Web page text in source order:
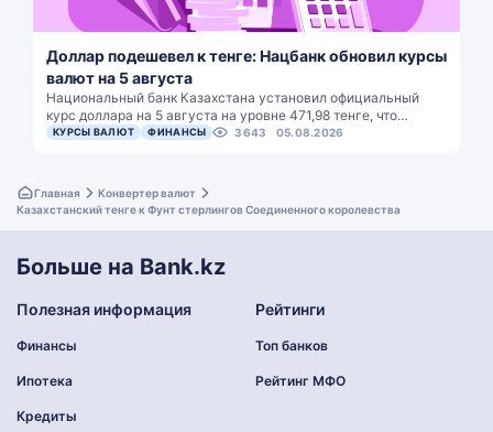
Доллар подешевел к тенге: Нацбанк обновил курсы
валют на 5 августа
Национальный банк Казахстана установил официальный
курс доллара на 5 августа на уровне 471,98 тенге, что…
КУРСЫ ВАЛЮТ ФИНАНСЫ 3643 05.08.2026
Главная
Конвертер валют
Казахстанский тенге к Фунт стерлингов Соединенного королевства
Больше на Bank.kz
Полезная информация
Финансы
Ипотека
Кредиты
Рейтинги
Топ банков
Рейтинг МФО